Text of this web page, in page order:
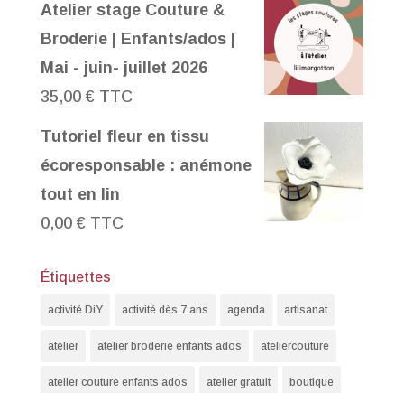
Atelier stage Couture &
Broderie | Enfants/ados |
Mai - juin- juillet 2026
35,00 € TTC
Tutoriel fleur en tissu
écoresponsable : anémone
tout en lin
0,00 € TTC
Étiquettes
activité DiY activité dès 7 ans agenda artisanat
atelier atelier broderie enfants ados ateliercouture
atelier couture enfants ados atelier gratuit boutique